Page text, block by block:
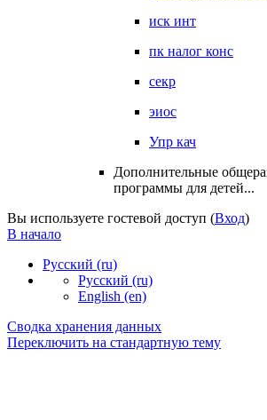
иск инт
пк налог конс
секр
эиос
Упр кач
Дополнительные
программы для детей...
Вы используете гостевой доступ (Вход)
В начало
Русский ‎(ru)‎
Русский ‎(ru)‎
English ‎(en)‎
Сводка хранения данных
Переключить на стандартную тему